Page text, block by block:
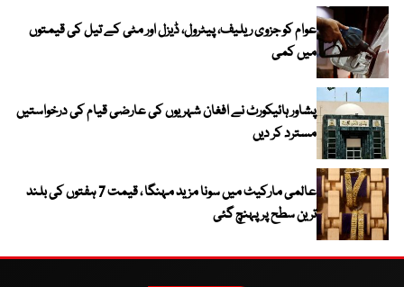
عوام کو جزوی ریلیف، پیٹرول، ڈیزل اور مٹی کے تیل کی قیمتوں
میں کمی
پشاور ہائیکورٹ نے افغان شہریوں کی عارضی قیام کی درخواستیں
مسترد کر دیں
عالمی مارکیٹ میں سونا مزید مہنگا ، قیمت 7 ہفتوں کی بلند
ترین سطح پر پہنچ گئی